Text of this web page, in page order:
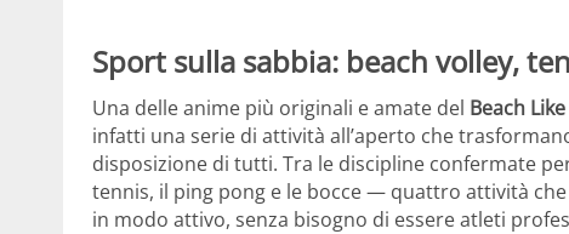
Sport sulla sabbia: beach volley,
Una delle anime più originali e amate del Beach
infatti una serie di attività all’aperto che
disposizione di tutti. Tra le discipline confermate
tennis, il ping pong e le bocce — quattro attività
in modo attivo, senza bisogno di essere atleti